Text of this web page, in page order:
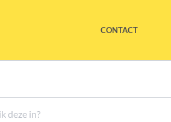
CONTACT
deze in?